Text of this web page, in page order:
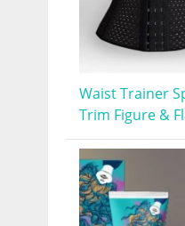
Waist Trainer
Trim Figure &